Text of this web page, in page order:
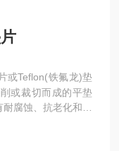
或Teflon(铁氟龙)垫
或裁切而成的平垫
腐蚀、抗老化和不